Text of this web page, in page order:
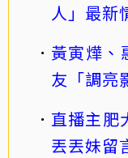
人」最新
黃寅燁、
友「調亮
直播主肥
丟丟妹留